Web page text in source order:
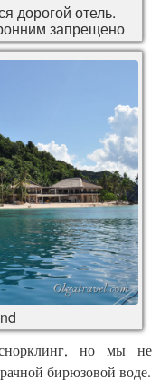
дорогой отель.
запрещено
снорклинг, но мы не
бирюзовой воде.